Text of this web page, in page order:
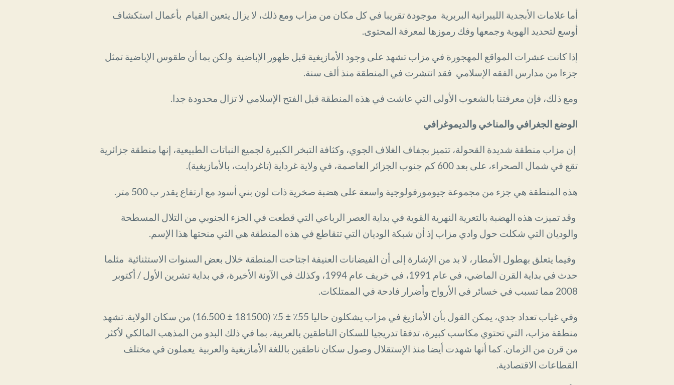
أما علامات الأبجدية الليبرانية البربرية موجودة تقريبا في كل مكان من مزاب ومع ذلك، لا يزال يتعين القيام بأعمال استكشاف
أوسع لتحديد الهوية وجمعها وفك رموزها لمعرفة المحتوى.
إذا كانت عشرات المواقع المهجورة في مزاب تشهد على وجود الأمازيغية قبل ظهور الإباضية ولكن بما أن طقوس الإباضية تمثل
جزءا من مدارس الفقه الإسلامي فقد انتشرت في المنطقة منذ ألف سنة.
ومع ذلك، فإن معرفتنا بالشعوب الأولى التي عاشت في هذه المنطقة قبل الفتح الإسلامي لا تزال محدودة جدا.
الوضع الجغرافي والمناخي والديموغرافي
إن مزاب منطقة شديدة القحولة، تتميز بجفاف الغلاف الجوي، وكثافة التبخر الكبيرة لجميع النباتات الطبيعية، إنها منطقة جزائرية
تقع في شمال الصحراء، على بعد 600 كم جنوب الجزائر العاصمة، في ولاية غرداية (تاغردايت، بالأمازيغية).
هذه المنطقة هي جزء من مجموعة جيومورفولوجية واسعة على هضبة صخرية ذات لون بني أسود مع ارتفاع يقدر ب 500 متر.
وقد تميزت هذه الهضبة بالتعرية النهرية القوية في بداية العصر الرباعي التي قطعت في الجزء الجنوبي من التلال المسطحة
والوديان التي شكلت حول وادي مزاب إذ أن شبكة الوديان التي تتقاطع في هذه المنطقة هي التي منحتها هذا الإسم.
وفيما يتعلق بهطول الأمطار، لا بد من الإشارة إلى أن الفيضانات العنيفة اجتاحت المنطقة خلال بعض السنوات الاستثنائية مثلما
حدث في بداية القرن الماضي، في عام 1991، في خريف عام 1994، وكذلك في الآونة الأخيرة، في بداية تشرين الأول / أكتوبر
2008 مما تسبب في خسائر في الأرواح وأضرار فادحة في الممتلكات.
وفي غياب تعداد جدي، يمكن القول بأن الأمازيغ في مزاب يشكلون حاليا 55٪ ± 5٪ (181500 ± 16.500) من سكان الولاية. تشهد
منطقة مزاب، التي تحتوي مكاسب كبيرة، تدفقا تدريجيا للسكان الناطقين بالعربية، بما في ذلك البدو من المذهب المالكي لأكثر
من قرن من الزمان. كما أنها شهدت أيضا منذ الإستقلال وصول سكان ناطقين باللغة الأمازيغية والعربية يعملون في مختلف
القطاعات الاقتصادية.